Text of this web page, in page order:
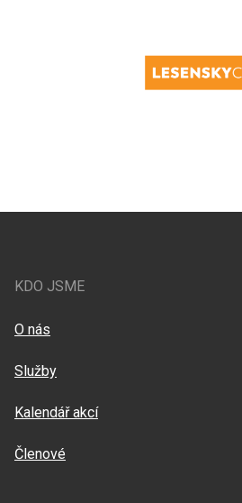
KDO JSME
O nás
Služby
Kalendář akcí
Členové